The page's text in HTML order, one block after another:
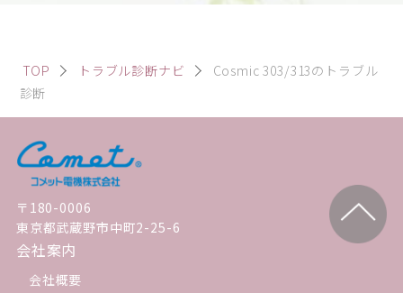
TOP トラブル診断ナビ
Cosmic 303/313のトラブル
診断
〒180-0006
東京都武蔵野市中町2-25-6
会社案内
会社概要